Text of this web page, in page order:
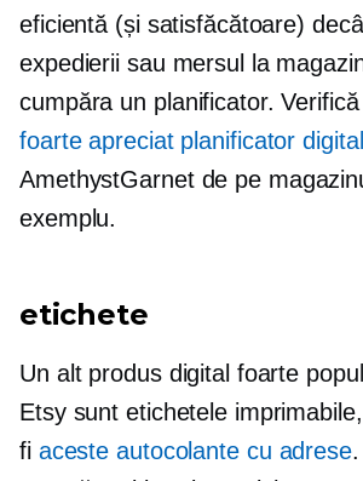
eficientă (și satisfăcătoare)
expedierii sau mersul la
cumpăra un planificator. Verifică
foarte apreciatplanificator digital
AmethystGarnet de pe
exemplu.
etichete
Un alt produs digital foarte
Etsy sunt etichetele
fi aceste autocolante cu adrese.